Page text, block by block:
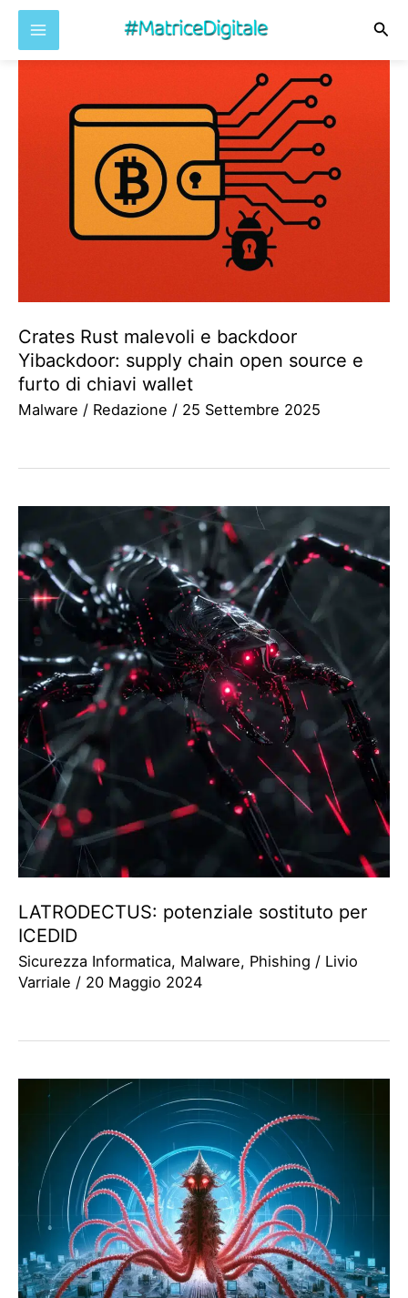
Crates Rust malevoli e backdoor
Yibackdoor: supply chain open source e
furto di chiavi wallet
Malware / Redazione / 25 Settembre 2025
LATRODECTUS: potenziale sostituto per
ICEDID
Sicurezza Informatica, Malware, Phishing / Livio
Varriale / 20 Maggio 2024